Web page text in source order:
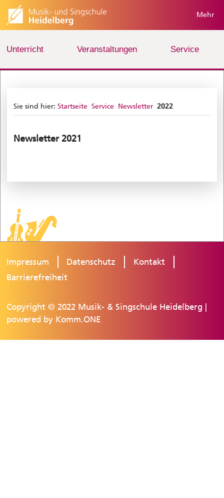
Mehr
Unterricht Veranstaltungen Service
Sie sind hier: Startseite Service Newsletter 2022
Newsletter 2021
Impressum Datenschutz
Kontakt
Barrierefreiheit
Copyright © 2022 Musik- & Singschule Heidelberg |
powered by Komm.ONE